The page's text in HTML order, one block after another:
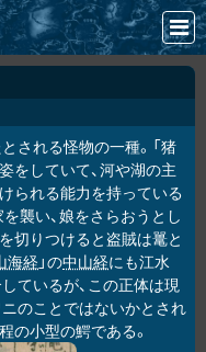
される怪物の一種。「猪
をしていて、河や湖の主
られる能力を持っている
襲い、娘をさらおうとし
切りつけると盗賊は鼍と
海経 」の中山経にも江水
ているが、この正体は現
のことではないかとされ
の小型の鰐である。